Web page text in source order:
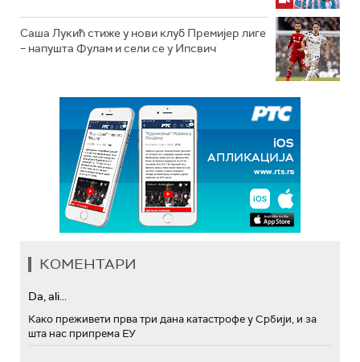
Саша Лукић стиже у нови клуб Премијер лиге
– напушта Фулам и сели се у Ипсвич
КОМЕНТАРИ
Da, ali...
Како преживети прва три дана катастрофе у Србији, и за
шта нас припрема ЕУ